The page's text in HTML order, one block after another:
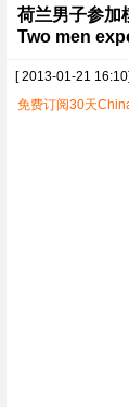
荷兰男子参加
Two men
[ 2013-01-21 16:10]
免费订阅30天